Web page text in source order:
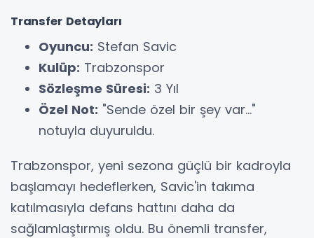
Transfer Detayları
Oyuncu: Stefan Savic
Kulüp: Trabzonspor
Sözleşme Süresi: 3 Yıl
Özel Not: "Sende özel bir şey var..."
notuyla duyuruldu.
Trabzonspor, yeni sezona güçlü bir kadroyla
başlamayı hedeflerken, Savic'in takıma
katılmasıyla defans hattını daha da
sağlamlaştırmış oldu. Bu önemli transfer,